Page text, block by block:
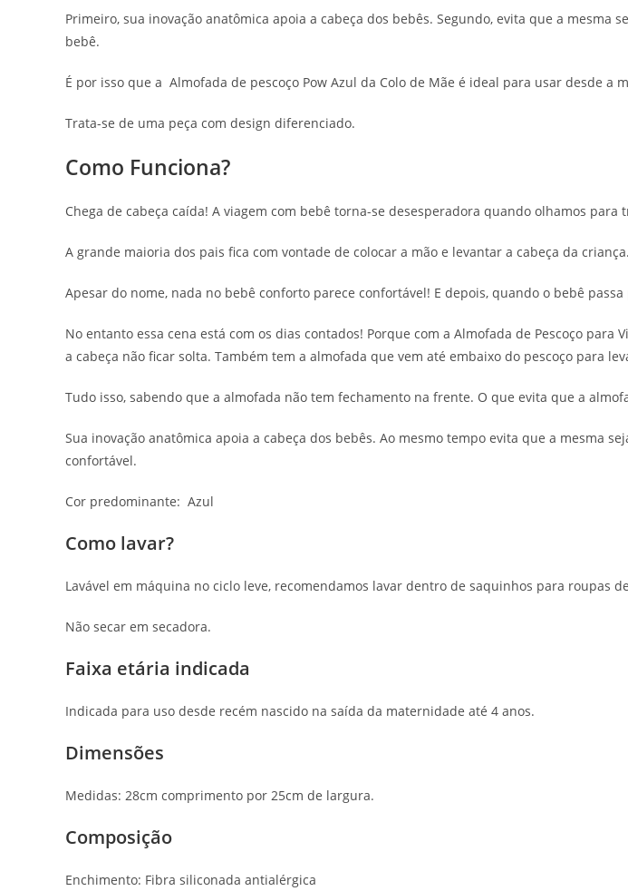
Primeiro, sua inovação anatômica apoia a cabeça dos bebês. Segundo, evita que a
bebê.
É por isso que a Almofada de pescoço Pow Azul da Colo de Mãe é ideal para usar desde a
Trata-se de uma peça com design diferenciado.
Como Funciona?
Chega de cabeça caída! A viagem com bebê torna-se desesperadora quando olhamos
A grande maioria dos pais fica com vontade de colocar a mão e levantar a cabeça da
Apesar do nome, nada no bebê conforto parece confortável! E depois, quando o bebê
No entanto essa cena está com os dias contados! Porque com a Almofada de Pescoço
a cabeça não ficar solta. Também tem a almofada que vem até embaixo do pescoço para
Tudo isso, sabendo que a almofada não tem fechamento na frente. O que evita que a
Sua inovação anatômica apoia a cabeça dos bebês. Ao mesmo tempo evita que a mesma
confortável.
Cor predominante: Azul
Como lavar?
Lavável em máquina no ciclo leve, recomendamos lavar dentro de saquinhos para roupas
Não secar em secadora.
Faixa etária indicada
Indicada para uso desde recém nascido na saída da maternidade até 4 anos.
Dimensões
Medidas: 28cm comprimento por 25cm de largura.
Composição
Enchimento: Fibra siliconada antialérgica